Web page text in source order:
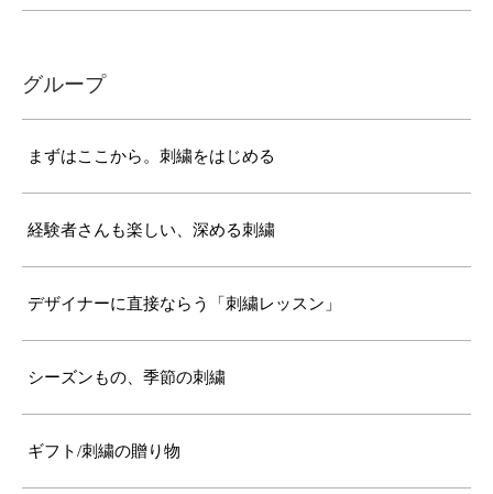
グループ
まずはここから。刺繍をはじめる
経験者さんも楽しい、深める刺繍
デザイナーに直接ならう「刺繍レッスン」
シーズンもの、季節の刺繍
ギフト/刺繍の贈り物